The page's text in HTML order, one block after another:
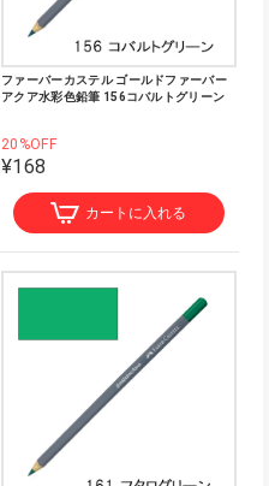
ファーバーカステル ゴールドファーバー
アクア水彩色鉛筆 156コバルトグリーン
20%OFF
¥168
カートに入れる